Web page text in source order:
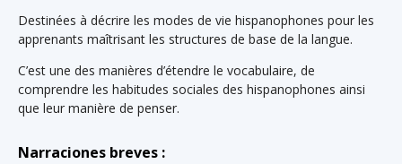
Destinées à décrire les modes de vie hispanophones pour les
apprenants maîtrisant les structures de base de la langue.
C’est une des manières d’étendre le vocabulaire, de
comprendre les habitudes sociales des hispanophones ainsi
que leur manière de penser.
Narraciones breves :